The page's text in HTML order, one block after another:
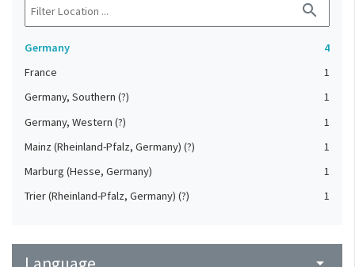
search
Germany
4
France
1
Germany, Southern (?)
1
Germany, Western (?)
1
Mainz (Rheinland-Pfalz, Germany) (?)
1
Marburg (Hesse, Germany)
1
Trier (Rheinland-Pfalz, Germany) (?)
1
arrow_drop_down